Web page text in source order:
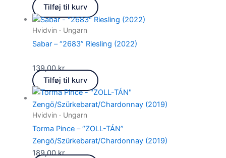
Tilføj til kurv
Hvidvin · Ungarn
Sabar – “2683” Riesling (2022)
139,00kr.
Tilføj til kurv
Hvidvin · Ungarn
Torma Pince – “ZOLL-TÁN”
Zengö/Szürkebarat/Chardonnay (2019)
189,00kr.